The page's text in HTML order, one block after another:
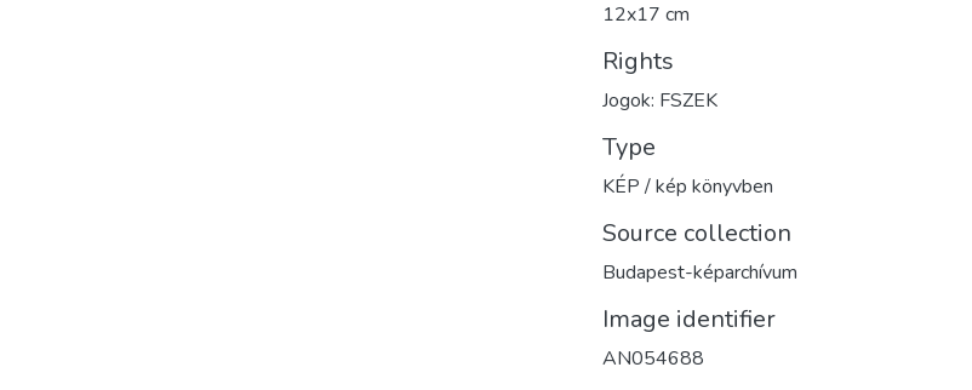
12x17 cm
Rights
Jogok: FSZEK
Type
KÉP / kép könyvben
Source collection
Budapest-képarchívum
Image identifier
AN054688